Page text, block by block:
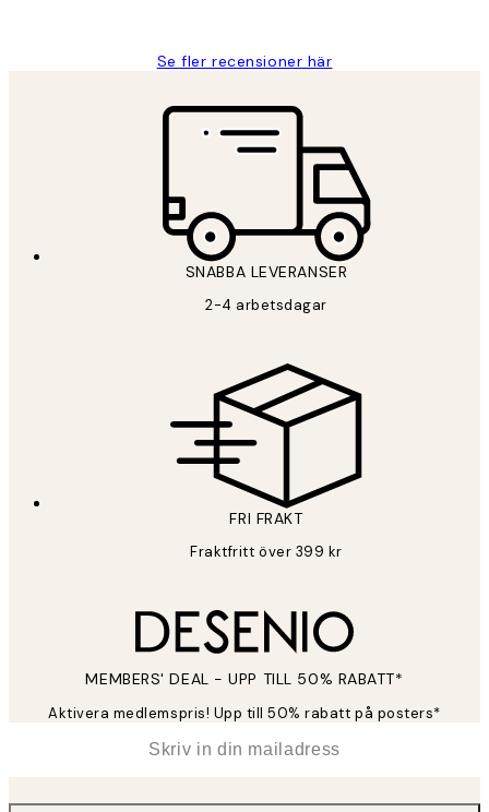
Se fler recensioner här
SNABBA LEVERANSER
2-4 arbetsdagar
FRI FRAKT
Fraktfritt över 399 kr
MEMBERS' DEAL - UPP TILL 50% RABATT*
Aktivera medlemspris! Upp till 50% rabatt på posters*